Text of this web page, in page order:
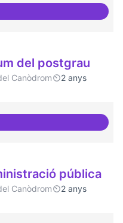
Drets Digitals
del postgrau
Canòdrom
2 anys
del currículum del
pública
Canòdrom
2 anys